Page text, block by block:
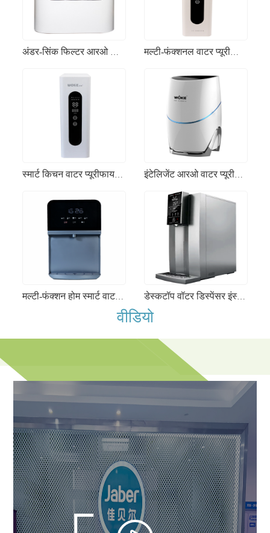
अंडर-सिंक फिल्टर आरओ फल और सब्जी शोधन ऊर्जा-कुशल पर्यावरण के अनुकूल जल शोधक मल्टी-फंक्शनल वाटर प्यूरीफायर आरओ फल और सब्जी धोना स्मार्ट होम वाटर फिल्ट्रेशन मशीन
मल्टी-फंक्शन होम स्मार्ट वाटर डिस्पेंसर इंस्टेंट हीटिंग चाइल्ड लॉक कमिंगिंग वॉटर मशीन डेस्कटॉप वॉटर डिस्पेंसर इंस्टेंट हॉट ड्रिंकिंग मशीन यूवी-स्टरलाइज्ड स्वचालित आरओ वॉटर प्यूरीफायर
वीडियो